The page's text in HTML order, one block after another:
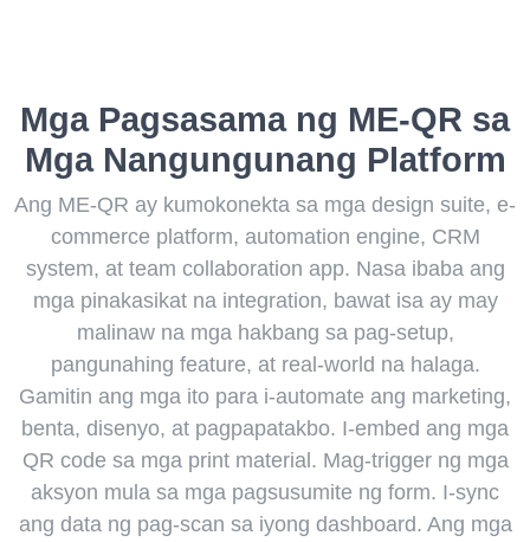
Mga Pagsasama ng ME-QR sa
Mga Nangungunang Platform
Ang ME-QR ay kumokonekta sa mga design suite, e-
commerce platform, automation engine, CRM
system, at team collaboration app. Nasa ibaba ang
mga pinakasikat na integration, bawat isa ay may
malinaw na mga hakbang sa pag-setup,
pangunahing feature, at real-world na halaga.
Gamitin ang mga ito para i-automate ang marketing,
benta, disenyo, at pagpapatakbo. I-embed ang mga
QR code sa mga print material. Mag-trigger ng mga
aksyon mula sa mga pagsusumite ng form. I-sync
ang data ng pag-scan sa iyong dashboard. Ang mga